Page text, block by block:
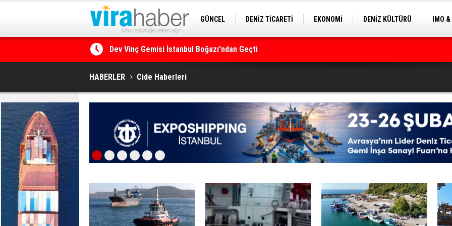
GÜNCEL DENİZ TİCARETİ EKONOMİ DENİZ KÜLTÜRÜ
IMO
Ege Denizi’nin En Büyük Mercan Ormanı
HABERLER Cide Haberleri